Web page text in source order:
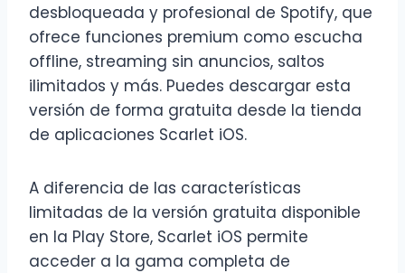
desbloqueada y profesional de Spotify, que
ofrece funciones premium como escucha
offline, streaming sin anuncios, saltos
ilimitados y más. Puedes descargar esta
versión de forma gratuita desde la tienda
de aplicaciones Scarlet iOS.
A diferencia de las características
limitadas de la versión gratuita disponible
en la Play Store, Scarlet iOS permite
acceder a la gama completa de